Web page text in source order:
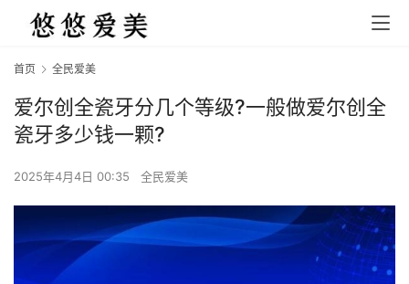
首页 全民爱美
爱尔创全瓷牙分几个等级?一般做爱尔创全
瓷牙多少钱一颗?
2025年4月4日 00:35 全民爱美